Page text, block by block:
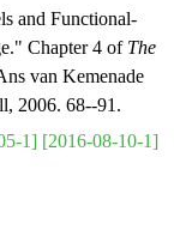
and Functional-
Chapter 4 of The
van Kemenade
2006. 68--91.
1] [2016-08-10-1]